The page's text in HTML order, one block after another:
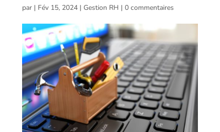
par | Fév 15, 2024| Gestion RH | 0 commentaires